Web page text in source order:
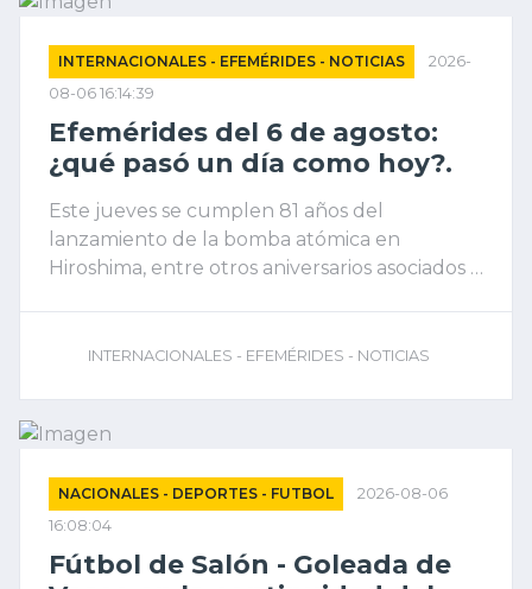
INTERNACIONALES - EFEMÉRIDES - NOTICIAS
2026-
08-06 16:14:39
Efemérides del 6 de agosto:
¿qué pasó un día como hoy?.
Este jueves se cumplen 81 años del
lanzamiento de la bomba atómica en
Hiroshima, entre otros aniversarios asociados a
INTERNACIONALES - EFEMÉRIDES - NOTICIAS
NACIONALES - DEPORTES - FUTBOL
2026-08-06
16:08:04
Fútbol de Salón - Goleada de